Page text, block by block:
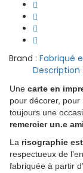
Brand : Fabriqué
Description
Une carte en
pour décorer,
toujours une
remercier un.e
La risographie
respectueux de
fabriquée à partir